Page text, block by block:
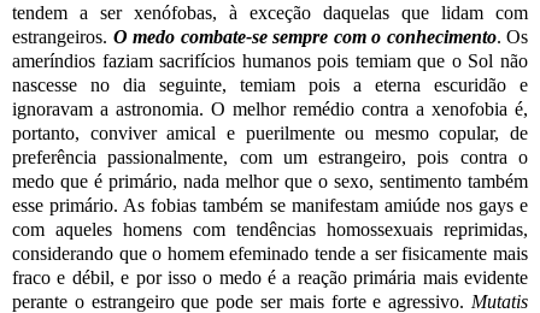
tendem a ser xenófobas, à exceção daquelas que lidam com
estrangeiros. O medo combate-se sempre com o conhecimento. Os
ameríndios faziam sacrifícios humanos pois temiam que o Sol não
nascesse no dia seguinte, temiam pois a eterna escuridão e
ignoravam a astronomia. O melhor remédio contra a xenofobia é,
portanto, conviver amical e puerilmente ou mesmo copular, de
preferência passionalmente, com um estrangeiro, pois contra o
medo que é primário, nada melhor que o sexo, sentimento também
esse primário. As fobias também se manifestam amiúde nos gays e
com aqueles homens com tendências homossexuais reprimidas,
considerando que o homem efeminado tende a ser fisicamente mais
fraco e débil, e por isso o medo é a reação primária mais evidente
perante o estrangeiro que pode ser mais forte e agressivo. Mutatis